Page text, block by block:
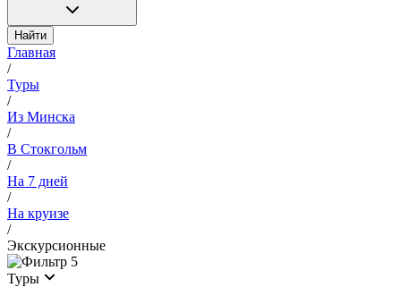
Найти
Главная
/
Туры
/
Из Минска
/
В Стокгольм
/
На 7 дней
/
На круизе
/
Экскурсионные
5
Туры